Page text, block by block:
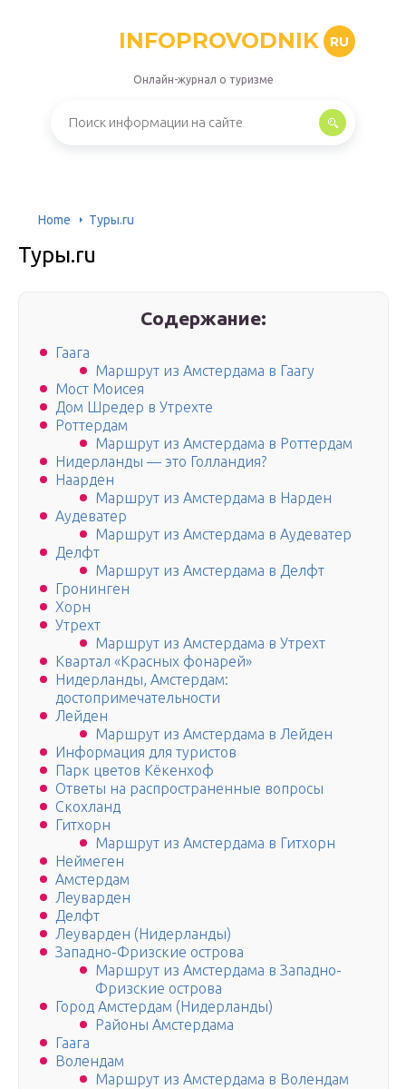
INFOPROVODNIK RU
Онлайн-журнал о туризме
Home Туры.ru
Туры.ru
Содержание:
Гаага
Маршрут из Амстердама в Гаагу
Мост Моисея
Дом Шредер в Утрехте
Роттердам
Маршрут из Амстердама в Роттердам
Нидерланды — это Голландия?
Наарден
Маршрут из Амстердама в Нарден
Аудеватер
Маршрут из Амстердама в Аудеватер
Делфт
Маршрут из Амстердама в Делфт
Гронинген
Хорн
Утрехт
Маршрут из Амстердама в Утрехт
Квартал «Красных фонарей»
Нидерланды, Амстердам:
достопримечательности
Лейден
Маршрут из Амстердама в Лейден
Информация для туристов
Парк цветов Кёкенхоф
Ответы на распространенные вопросы
Скохланд
Гитхорн
Маршрут из Амстердама в Гитхорн
Неймеген
Амстердам
Леуварден
Делфт
Леуварден (Нидерланды)
Западно-Фризские острова
Маршрут из Амстердама в Западно-
Фризские острова
Город Амстердам (Нидерланды)
Районы Амстердама
Гаага
Волендам
Маршрут из Амстердама в Волендам